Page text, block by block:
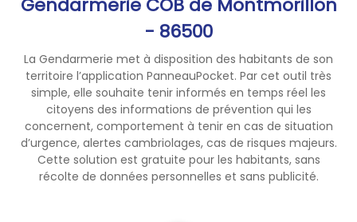
- 86500
La Gendarmerie met à disposition des habitants de son
territoire l’application PanneauPocket. Par cet outil très
simple, elle souhaite tenir informés en temps réel les
citoyens des informations de prévention qui les
concernent, comportement à tenir en cas de situation
d’urgence, alertes cambriolages, cas de risques majeurs.
Cette solution est gratuite pour les habitants, sans
récolte de données personnelles et sans publicité.
virement, de récupération
d’argent ou de codes
Il s’agit d’un vol par ruse, une
technique visant à abuser de
la confiance des victimes en
usurpant la qualité d’un agent
public.